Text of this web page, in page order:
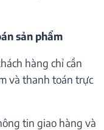
sản phẩm
hàng chỉ cần
và thanh toán trực
tin giao hàng và